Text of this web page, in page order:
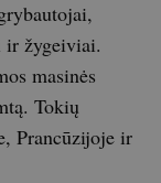
ir žygeiviai.
masinės
Tokių
Prancūzijoje ir